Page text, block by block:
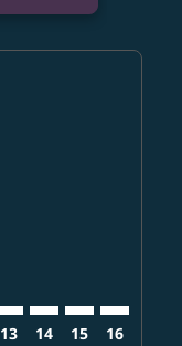
13 14 15 16